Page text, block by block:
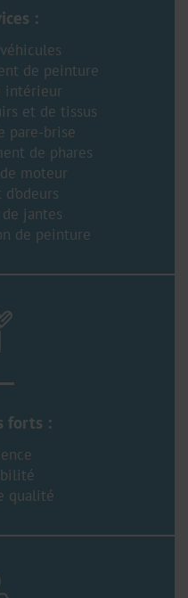
:
de peinture
intérieur
et de tissus
pare-brise
de phares
moteur
jantes
de peinture
forts :
qualité